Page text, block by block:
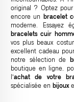
original ? Optez
encore un bracelet
moderne. Essayez
bracelets cuir
vos plus beaux
excellent cadeau
notre sélection de
boutique en ligne,
l’achat de votre
spécialisée en bijoux